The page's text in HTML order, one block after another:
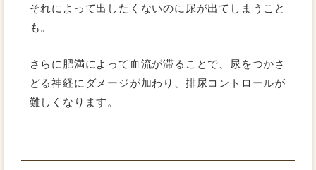
それによって出したくないのに尿が出てしまうこと
も。
さらに肥満によって血流が滞ることで、尿をつかさ
どる神経にダメージが加わり、排尿コントロールが
難しくなります。